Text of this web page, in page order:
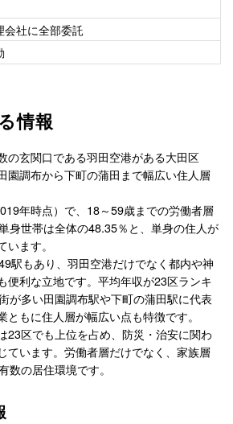
会社に全部委託
情報
の玄関口である羽田空港がある大田区
園調布から下町の蒲田まで幅広い住人層
年時点）で、18～59歳までの労働者層
身世帯は全体の48.35％と、単身の住人が
ます。
駅もあり、羽田空港だけでなく都内や神
便利な立地です。平均年収が23区ランキ
が多い田園調布駅や下町の蒲田駅に代表
ともに住人層が幅広い点も特徴です。
23区でも上位を占め、防災・治安に関わ
ています。労働者層だけでなく、家族層
数の居住環境です。